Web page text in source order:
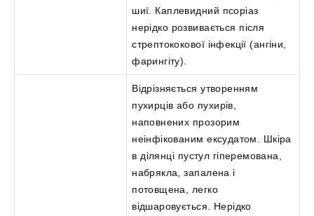
шиї. Каплевидний псоріаз
нерідко розвивається після
стрептококової інфекції (ангіни,
фарингіту).
Відрізняється утворенням
пухирців або пухирів,
наповнених прозорим
неінфікованим ексудатом. Шкіра
в ділянці пустул гіперемована,
набрякла, запалена і
потовщена, легко
відшаровується. Нерідко